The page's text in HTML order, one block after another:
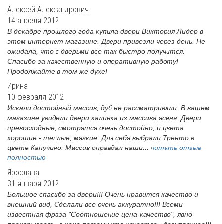
Алексей Александрович
14 апреля 2012
В декабре прошлого года купила двери Виктория Лидер в
этом интернет магазине. Двери привезли через день. Не
ожидала, что с дверьми все так быстро получится.
Спасибо за качественную и оперативную работу!
Продолжайте в том же духе!
Ирина
10 февраля 2012
Искали достойный массив, дуб не рассматривали. В вашем
магазине увидели двери калинка из массива ясеня. Двери
превосходные, смотрятся очень достойно, и цвета
хорошие - теплые, мягкие. Для себя выбрали Тренто в
цвете Капучино. Массив оправдал наши... читать отзыв
полностью
Ярослава
31 января 2012
Большое спасибо за двери!!! Очень нравится качество и
внешний вид, Сделали все очень аккуратно!!! Всеми
известная фраза "Соотношение цена-качество", явно